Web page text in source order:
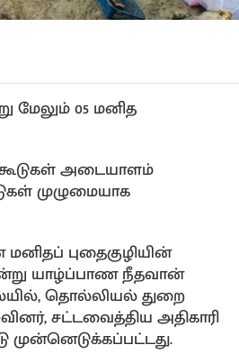
மேலும் 05 மனித
அடையாளம்
முழுமையாக
புதைகுழியின்
யாழ்ப்பாண நீதவான்
தொல்லியல் துறை
சட்டவைத்திய அதிகாரி